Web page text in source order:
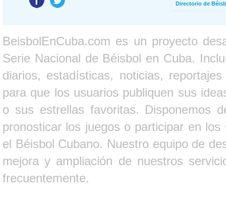
Directorio de
BeisbolEnCuba.com es un proyecto
Serie Nacional de Béisbol en Cuba.
diarios, estadísticas, noticias,
para que los usuarios publiquen sus
o sus estrellas favoritas. Disponemos
pronosticar los juegos o participar en
el Béisbol Cubano. Nuestro equipo de
mejora y ampliación de nuestros
frecuentemente.